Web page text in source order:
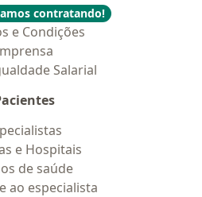
contratando!
e Condições
Salarial
e Hospitais
de saúde
ao especialista